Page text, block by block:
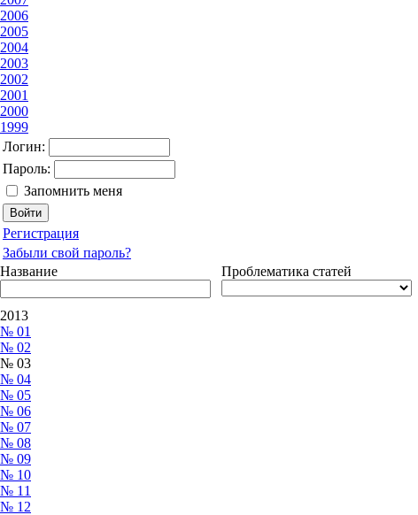
2006
2005
2004
2003
2002
2001
2000
1999
Логин:
Пароль:
Запомнить меня
Регистрация
Забыли свой пароль?
Название
Проблематика статей
2013
№ 01
№ 02
№ 03
№ 04
№ 05
№ 06
№ 07
№ 08
№ 09
№ 10
№ 11
№ 12